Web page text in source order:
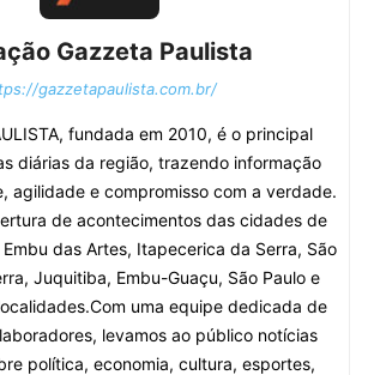
Gazzeta Paulista
gazzetapaulista.com.br/
fundada em 2010, é o principal
diárias da região, trazendo informação
agilidade e compromisso com a verdade.
de acontecimentos das cidades de
das Artes, Itapecerica da Serra, São
Juquitiba, Embu-Guaçu, São Paulo e
uma equipe dedicada de
levamos ao público notícias
política, economia, cultura, esportes,